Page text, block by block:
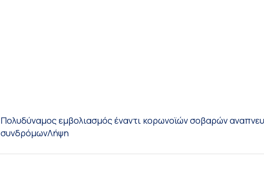
Πολυδύναμος εμβολιασμός έναντι κορωνοϊών σοβαρών
συνδρόμωνΛήψη